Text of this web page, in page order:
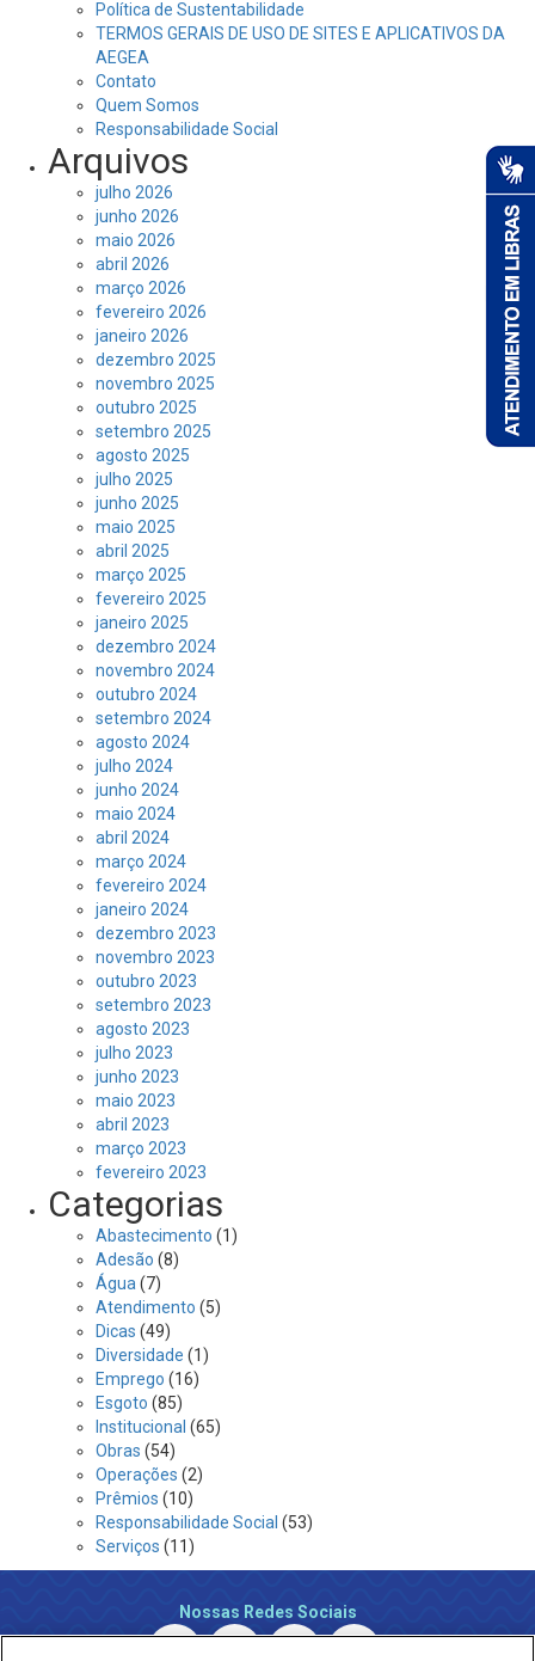
Política de Sustentabilidade
TERMOS GERAIS DE USO DE SITES E APLICATIVOS DA
AEGEA
Contato
Quem Somos
Responsabilidade Social
Arquivos
julho 2026
junho 2026
maio 2026
abril 2026
março 2026
fevereiro 2026
janeiro 2026
dezembro 2025
novembro 2025
outubro 2025
setembro 2025
agosto 2025
julho 2025
junho 2025
maio 2025
abril 2025
março 2025
fevereiro 2025
janeiro 2025
dezembro 2024
novembro 2024
outubro 2024
setembro 2024
agosto 2024
julho 2024
junho 2024
maio 2024
abril 2024
março 2024
fevereiro 2024
janeiro 2024
dezembro 2023
novembro 2023
outubro 2023
setembro 2023
agosto 2023
julho 2023
junho 2023
maio 2023
abril 2023
março 2023
fevereiro 2023
Categorias
Abastecimento (1)
Adesão (8)
Água (7)
Atendimento (5)
Dicas (49)
Diversidade (1)
Emprego (16)
Esgoto (85)
Institucional (65)
Obras (54)
Operações (2)
Prêmios (10)
Responsabilidade Social (53)
Serviços (11)
Nossas Redes Sociais